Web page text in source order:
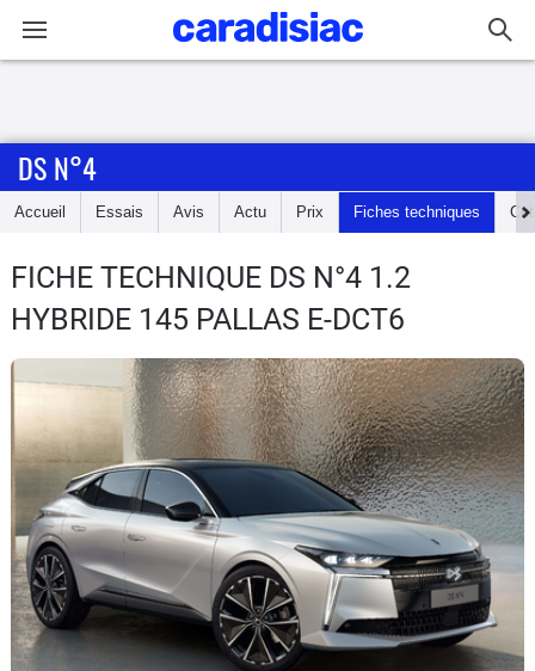
Accueil
Essais
Guide
d'achat
Electriques
Utilitaires
Flottes
Auto
Services
DS N°4
Accueil Essais Avis Actu Prix Fiches techniques
FICHE TECHNIQUE DS N°4 1.2
HYBRIDE 145 PALLAS E-DCT6